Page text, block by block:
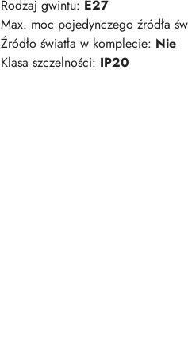
Rodzaj gwintu: E27
Max. moc pojedynczego źródła
Źródło światła w komplecie: Nie
Klasa szczelności: IP20